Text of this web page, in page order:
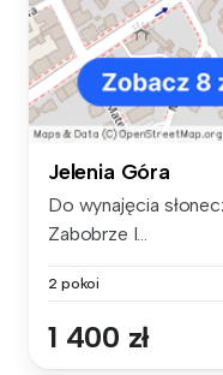
Jelenia Góra
Do wynajęcia
Zabobrze I...
2 pokoi
1 400 zł